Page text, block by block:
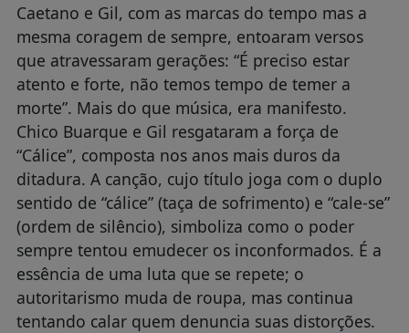
Caetano e Gil, com as marcas do tempo mas a
mesma coragem de sempre, entoaram versos
que atravessaram gerações: “É preciso estar
atento e forte, não temos tempo de temer a
morte”. Mais do que música, era manifesto.
Chico Buarque e Gil resgataram a força de
“Cálice”, composta nos anos mais duros da
ditadura. A canção, cujo título joga com o duplo
sentido de “cálice” (taça de sofrimento) e “cale-se”
(ordem de silêncio), simboliza como o poder
sempre tentou emudecer os inconformados. É a
essência de uma luta que se repete; o
autoritarismo muda de roupa, mas continua
tentando calar quem denuncia suas distorções.